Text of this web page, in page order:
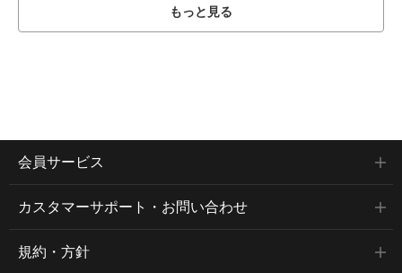
もっと見る
会員サービス
カスタマーサポート・お問い合わせ
規約・方針